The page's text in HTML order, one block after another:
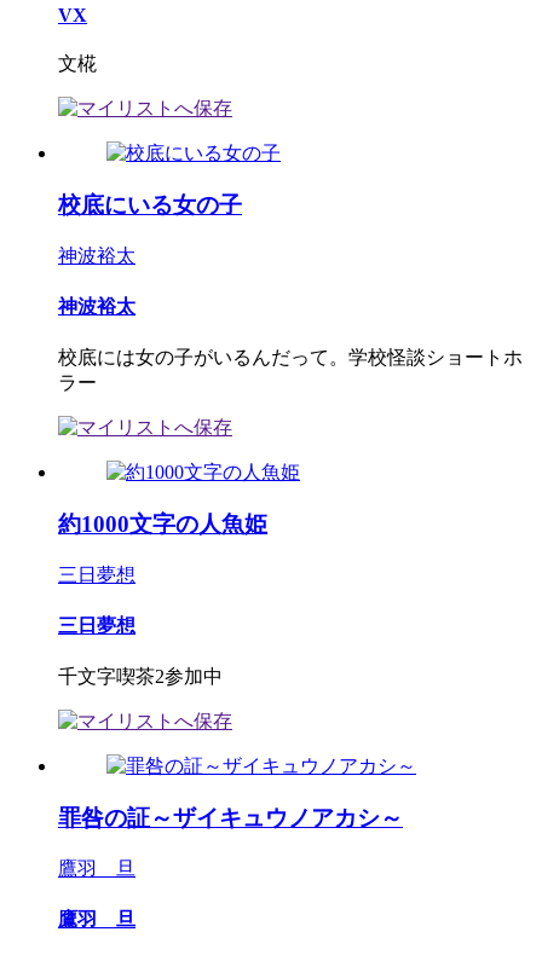
VX
文椛
校底にいる女の子
神波裕太
神波裕太
校底には女の子がいるんだって。学校怪談ショートホ
ラー
約1000文字の人魚姫
三日夢想
三日夢想
千文字喫茶2参加中
罪咎の証～ザイキュウノアカシ～
鷹羽 旦
鷹羽 旦